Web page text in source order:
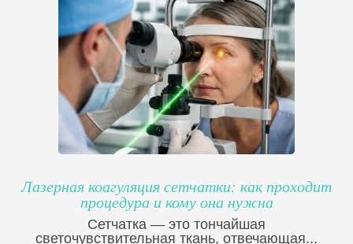
Лазерная коагуляция сетчатки: как проходит
процедура и кому она нужна
Сетчатка — это тончайшая
светочувствительная ткань, отвечающая...